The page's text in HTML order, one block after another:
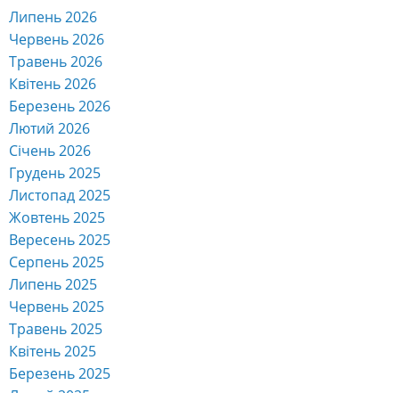
Липень 2026
Червень 2026
Травень 2026
Квітень 2026
Березень 2026
Лютий 2026
Січень 2026
Грудень 2025
Листопад 2025
Жовтень 2025
Вересень 2025
Серпень 2025
Липень 2025
Червень 2025
Травень 2025
Квітень 2025
Березень 2025